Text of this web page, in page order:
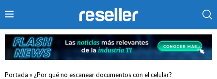
Portada » ¿Por qué no escanear documentos con el celular?